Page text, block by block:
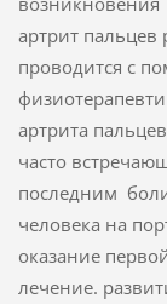
артрит пальцев
проводится с
артрита
часто
последним
человека на
оказание
лечение.